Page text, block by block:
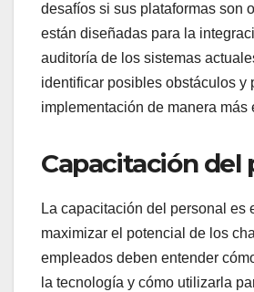
desafíos si sus plataformas son
están diseñadas para la
auditoría de los sistemas
identificar posibles obstáculos y
implementación de manera más
Capacitación del
La capacitación del personal es
maximizar el potencial de los
empleados deben entender
la tecnología y cómo utilizarla